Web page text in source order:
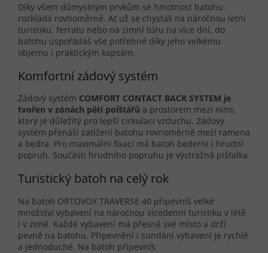
Díky všem důmyslným prvkům se hmotnost batohu
rozkládá rovnoměrně. Ať už se chystáš na náročnou letní
turistiku, ferratu nebo na zimní túru na více dní, do
batohu uspořádáš vše potřebné díky jeho velkému
objemu i praktickým kapsám.
Komfortní zádový systém
Zádový systém COMFORT CONTACT BACK SYSTEM je
tvořen v zónách pěti polštářů a prostorem mezi nimi,
který je důležitý pro lepší cirkulaci vzduchu. Zádový
systém přenáší zatížení batohu rovnoměrně mezi ramena
a bedra. Pro maximální fixaci má batoh bederní i hrudní
popruh. Součástí hrudního popruhu je výstražná píšťalka
Turistický batoh na celý rok
Na batoh ORTOVOX TRAVERSE 40 připevníš velké
množství vybavení na náročnou vícedenní turistiku v létě
i v zimě. Každé vybavení má přesně své místo a drží
pevně na batohu. Připevnění i sundání vybavení je rychlé
a jednoduché. Na batoh připevníš: